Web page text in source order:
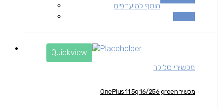
הוסף למועדפים
Quickview
מכשירי סלולר
מכשיר OnePlus 11 5g 16/256 green